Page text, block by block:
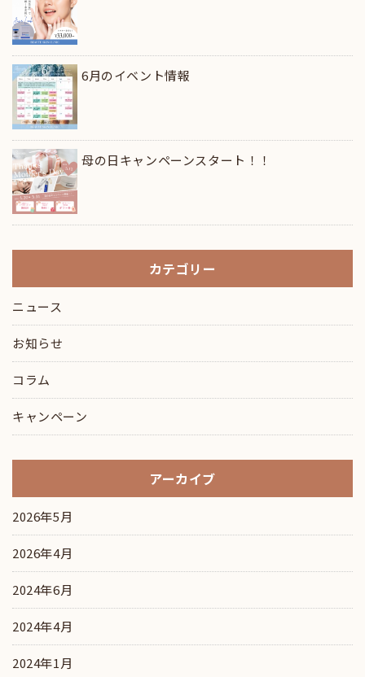
6月のイベント情報
母の日キャンペーンスタート！！
カテゴリー
ニュース
お知らせ
コラム
キャンペーン
アーカイブ
2026年5月
2026年4月
2024年6月
2024年4月
2024年1月